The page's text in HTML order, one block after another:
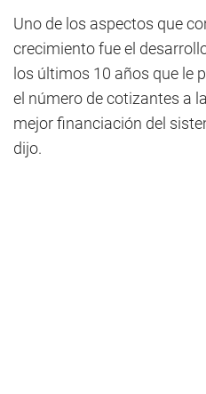
Uno de los aspectos que
crecimiento fue el
los últimos 10 años que le
el número de cotizantes a
mejor financiación del
dijo.